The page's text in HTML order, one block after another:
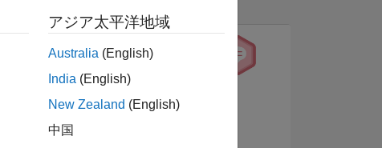
バッジを表示
アジア太平洋地域
Australia (English)
India (English)
New Zealand (English)
中国